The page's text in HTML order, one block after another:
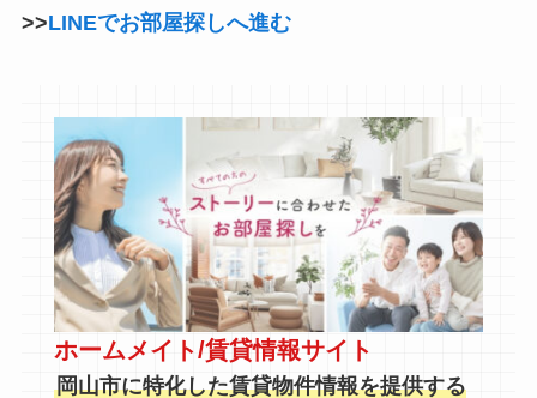
>>LINEでお部屋探しへ進む
ホームメイト/賃貸情報サイト
岡山市に特化した賃貸物件情報を提供する